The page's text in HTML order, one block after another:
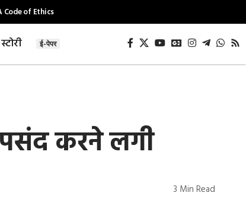
Code of Ethics
ई-पेपर
पसंद करने लगी
3 Min Read